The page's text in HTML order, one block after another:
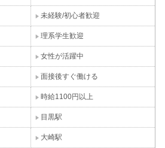
未経験/初心者歓迎
理系学生歓迎
女性が活躍中
面接後すぐ働ける
時給1100円以上
目黒駅
大崎駅